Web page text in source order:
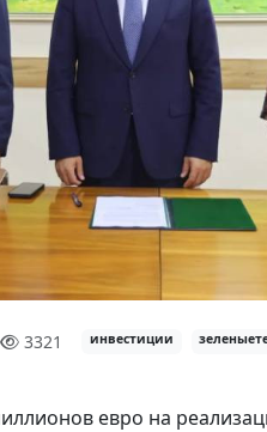
3321 инвестиции
евро на